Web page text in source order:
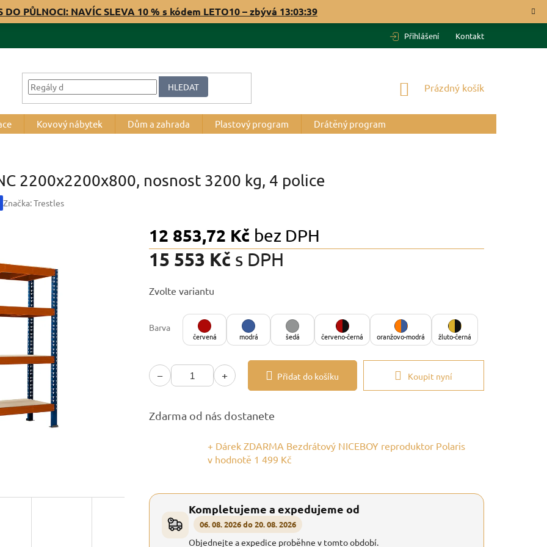
DO PŮLNOCI: NAVÍC SLEVA 10 % s kódem LETO10 – zbývá 13:03:38
Přihlášení Kontakt
HLEDAT
NÁKUPNÍ
Prázdný košík
Kovový nábytek Dům a zahrada Plastový program Drátěný program
2200x2200x800, nosnost 3200 kg, 4 police
Značka:Trestles
12 853,72 Kč bez DPH
15 553 Kč s DPH
cena:
Zvolte variantu
Barva
červená modrá šedá červeno-černá oranžovo-modrá žluto-černá
− + Přidat do košíku Koupit nyní
Zdarma od nás dostanete
+ Dárek ZDARMA Bezdrátový NICEBOY reproduktor Polaris
v hodnotě 1 499 Kč
Kompletujeme a expedujeme od
06. 08. 2026 do 20. 08. 2026
Objednejte a expedice proběhne v tomto období.